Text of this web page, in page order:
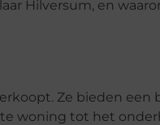
Hilversum, en
Ze bieden een
woning tot het